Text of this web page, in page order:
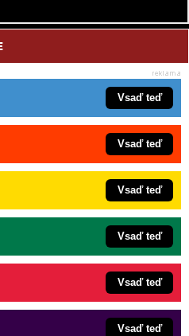
Vsaď teď
Vsaď teď
Vsaď teď
Vsaď teď
Vsaď teď
Vsaď teď